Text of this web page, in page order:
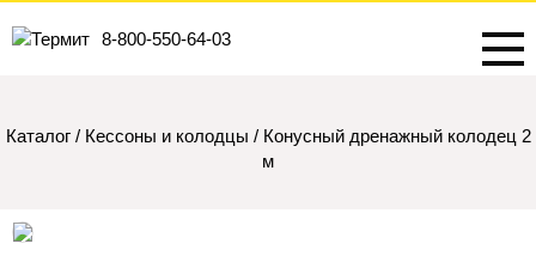
8-800-550-64-03
Каталог/ Кессоны и колодцы / Конусный дренажный колодец 2
м